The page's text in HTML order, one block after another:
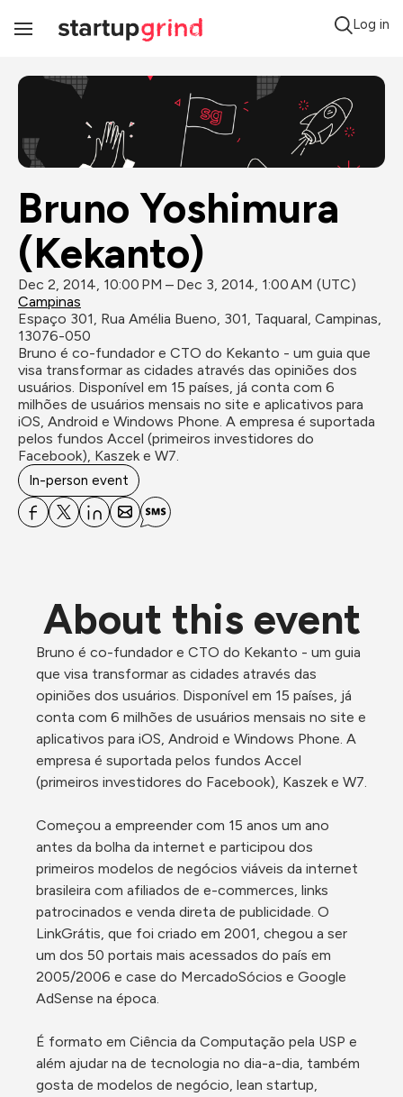
Toggle
Log in
Bruno Yoshimura
(Kekanto)
Dec 2, 2014, 10:00 PM – Dec 3, 2014, 1:00 AM (UTC)
Campinas
Espaço 301, Rua Amélia Bueno, 301, Taquaral, Campinas,
13076-050
Bruno é co-fundador e CTO do Kekanto - um guia que
visa transformar as cidades através das opiniões dos
usuários. Disponível em 15 países, já conta com 6
milhões de usuários mensais no site e aplicativos para
iOS, Android e Windows Phone. A empresa é suportada
pelos fundos Accel (primeiros investidores do
Facebook), Kaszek e W7.
In-person event
About this event
Bruno é co-fundador e CTO do Kekanto - um guia
que visa transformar as cidades através das
opiniões dos usuários. Disponível em 15 países, já
conta com 6 milhões de usuários mensais no site e
aplicativos para iOS, Android e Windows Phone. A
empresa é suportada pelos fundos Accel
(primeiros investidores do Facebook), Kaszek e W7.
Começou a empreender com 15 anos um ano
antes da bolha da internet e participou dos
primeiros modelos de negócios viáveis da internet
brasileira com afiliados de e-commerces, links
patrocinados e venda direta de publicidade. O
LinkGrátis, que foi criado em 2001, chegou a ser
um dos 50 portais mais acessados do país em
2005/2006 e case do MercadoSócios e Google
AdSense na época.
É formato em Ciência da Computação pela USP e
além ajudar na de tecnologia no dia-a-dia, também
gosta de modelos de negócio, lean startup,